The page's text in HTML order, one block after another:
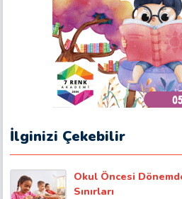
İlginizi Çekebilir
Okul Öncesi
Sınırları